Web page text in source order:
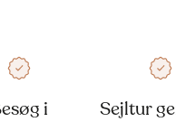
i
Sejltur